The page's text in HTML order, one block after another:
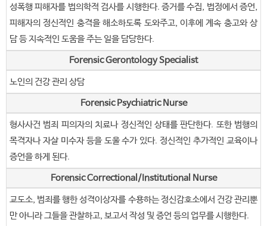
성폭행 피해자를 법의학적 검사를 시행한다. 증거를 수집, 법정에서 증언,
피해자의 정신적인 충격을 해소하도록 도와주고, 이후에 계속 충고와 상
담 등 지속적인 도움을 주는 일을 담당한다.
Forensic Gerontology Specialist
노인의 건강 관리 상담
Forensic Psychiatric Nurse
형사사건 범죄 피의자의 치료나 정신적인 상태를 판단한다. 또한 범행의
목격자나 자살 미수자 등을 도울 수가 있다. 정신적인 추가적인 교육이나
증언을 하게 된다.
Forensic Correctional/Institutional Nurse
교도소, 범죄를 행한 성격이상자를 수용하는 정신감호소에서 건강 관리뿐
만 아니라 그들을 관찰하고, 보고서 작성 및 증언 등의 업무를 시행한다.